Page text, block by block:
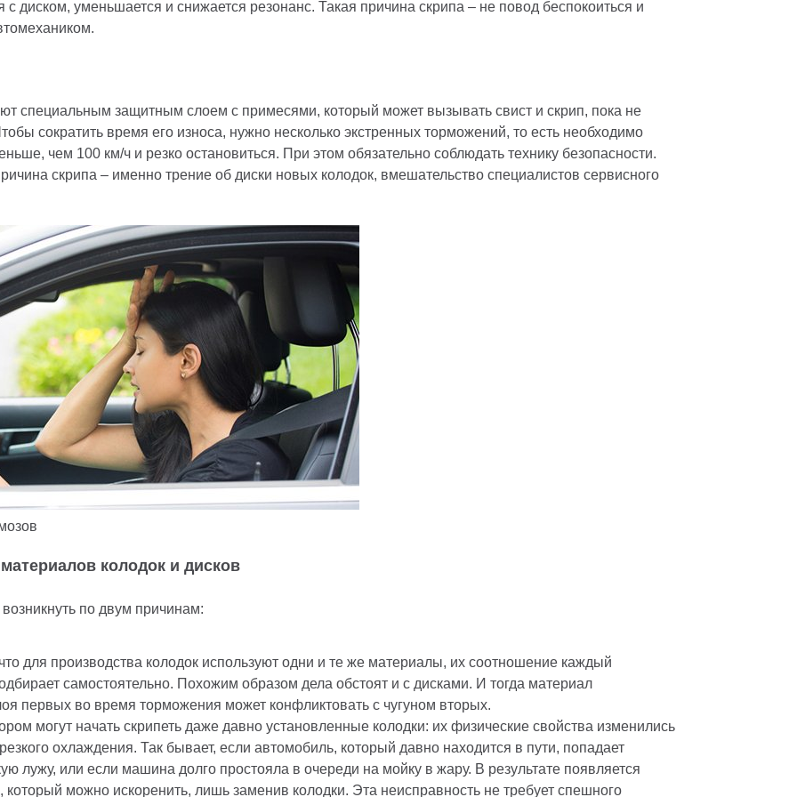
с диском, уменьшается и снижается резонанс. Такая причина скрипа – не повод беспокоиться и
специальным защитным слоем с примесями, который может вызывать свист и скрип, пока не
сократить время его износа, нужно несколько экстренных торможений, то есть необходимо
чем 100 км/ч и резко остановиться. При этом обязательно соблюдать технику безопасности.
скрипа – именно трение об диски новых колодок, вмешательство специалистов сервисного
колодок и дисков
по двум причинам:
для производства колодок используют одни и те же материалы, их соотношение каждый
самостоятельно. Похожим образом дела обстоят и с дисками. И тогда материал
первых во время торможения может конфликтовать с чугуном вторых.
могут начать скрипеть даже давно установленные колодки: их физические свойства изменились
охлаждения. Так бывает, если автомобиль, который давно находится в пути, попадает
лужу, или если машина долго простояла в очереди на мойку в жару. В результате появляется
который можно искоренить, лишь заменив колодки. Эта неисправность не требует спешного